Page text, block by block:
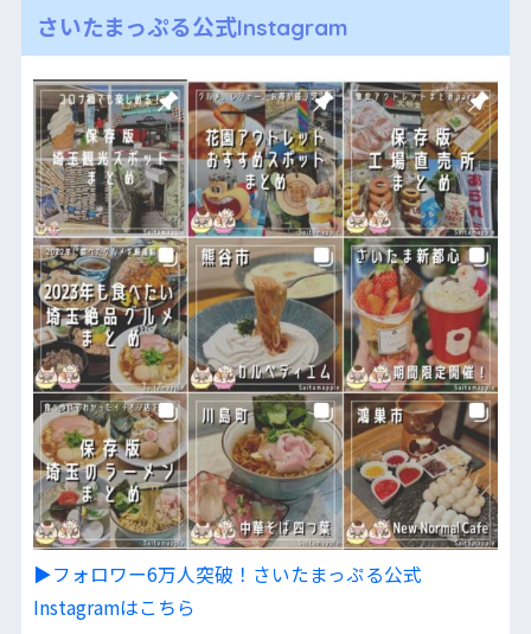
さいたまっぷる公式Instagram
▶︎フォロワー6万人突破！さいたまっぷる公式
Instagramはこちら